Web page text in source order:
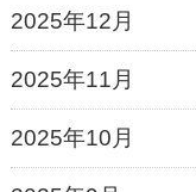
2025年12月
2025年11月
2025年10月